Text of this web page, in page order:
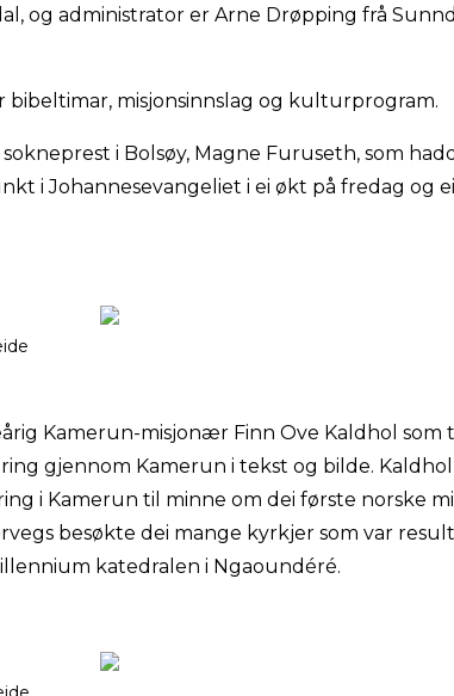
og administrator er Arne Drøpping frå
bibeltimar, misjonsinnslag og kulturprogram.
i Bolsøy, Magne Furuseth, som
i Johannesevangeliet i ei økt på fredag og
Kamerun-misjonær Finn Ove Kaldhol som
gjennom Kamerun i tekst og bilde.
i Kamerun til minne om dei første norske
besøkte dei mange kyrkjer som var
katedralen i Ngaoundéré.